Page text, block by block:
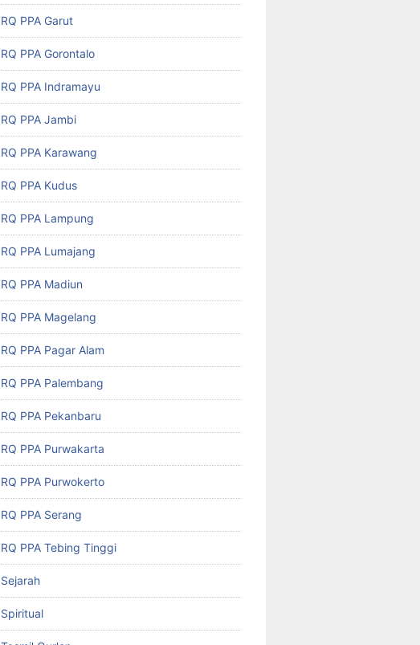
RQ PPA Garut
RQ PPA Gorontalo
RQ PPA Indramayu
RQ PPA Jambi
RQ PPA Karawang
RQ PPA Kudus
RQ PPA Lampung
RQ PPA Lumajang
RQ PPA Madiun
RQ PPA Magelang
RQ PPA Pagar Alam
RQ PPA Palembang
RQ PPA Pekanbaru
RQ PPA Purwakarta
RQ PPA Purwokerto
RQ PPA Serang
RQ PPA Tebing Tinggi
Sejarah
Spiritual